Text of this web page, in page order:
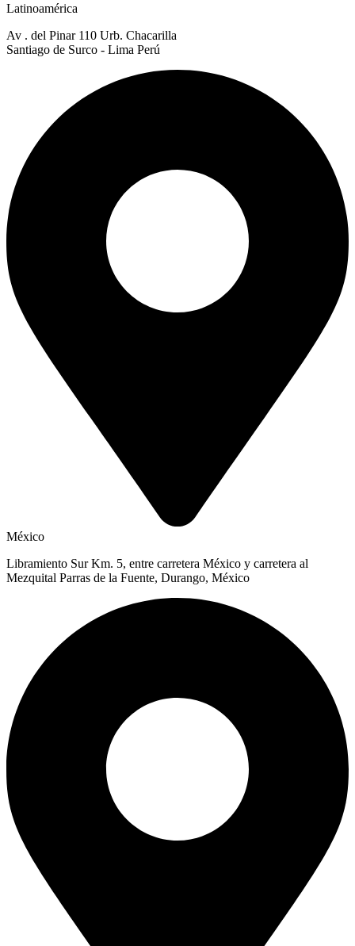
Latinoamérica
Av . del Pinar 110 Urb. Chacarilla
Santiago de Surco - Lima Perú
México
Libramiento Sur Km. 5, entre carretera México y carretera al
Mezquital Parras de la Fuente, Durango, México